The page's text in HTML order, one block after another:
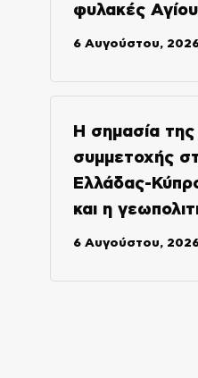
φυλακές
6 Αυγούστου,
Η σημασία της
συμμετοχής
Ελλάδας-
και η
6 Αυγούστου,